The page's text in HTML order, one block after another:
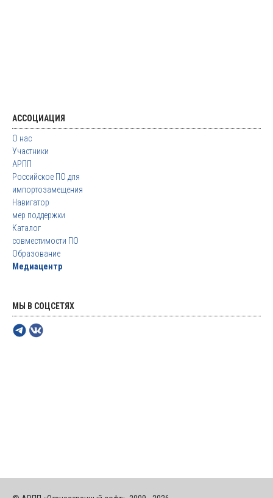
АССОЦИАЦИЯ
О нас
Участники
АРПП
Российское ПО для
импортозамещения
Навигатор
мер поддержки
Каталог
совместимости ПО
Образование
Медиацентр
МЫ В СОЦСЕТЯХ